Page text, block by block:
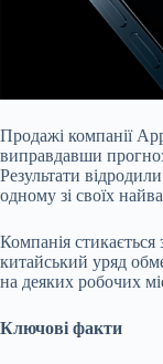
Продажі компанії
виправдавши
Результати
одному зі своїх
Компанія стикається
китайський уряд
на деяких робочих
Ключові факти